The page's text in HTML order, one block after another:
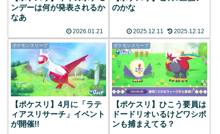
ンデーは何が発表されるか
なあ
2026.01.21
のかな
2025.12.11 2025.12.12
ポケモンスリープ
【ポケスリ】4月に「ラテ
ィアスリサーチ」イベント
が開催!!
ポケモンスリープ
【ポケスリ】ひこう要員は
ドードリオいるけどワシボ
ンも捕まえてる？